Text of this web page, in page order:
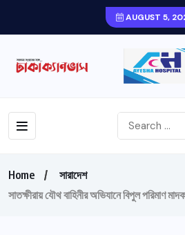
AUGUST 5,
Home
সারাদেশ
সাতক্ষীরায় যৌথ বাহিনীর অভিযানে বিপুল পরিমাণ